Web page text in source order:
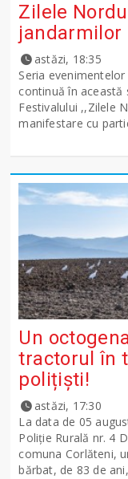
Zilele
jandarmilor
astăzi, 18:35
Seria
continuă în această
Festivalului ,,Zilele
manifestare cu
Un
tractorul în
polițiști!
astăzi, 17:30
La data de 05
Poliție Rurală nr. 4
comuna Corlăteni,
bărbat, de 83 de